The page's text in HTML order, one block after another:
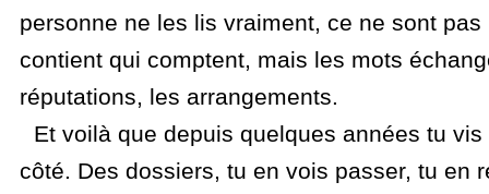
personne ne les lis vraiment, ce ne sont pas
contient qui comptent, mais les mots
réputations, les arrangements.
Et voilà que depuis quelques années tu vis
côté. Des dossiers, tu en vois passer, tu en